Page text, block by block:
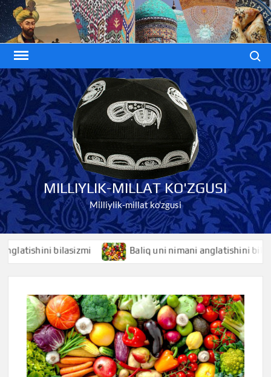
Skip
to
content
MILLIYLIK-MILLAT KO'ZGUSI
Milliylik-millat ko'zgusi
bilasizmi Baliq uni nimani anglatishini bilasizmi